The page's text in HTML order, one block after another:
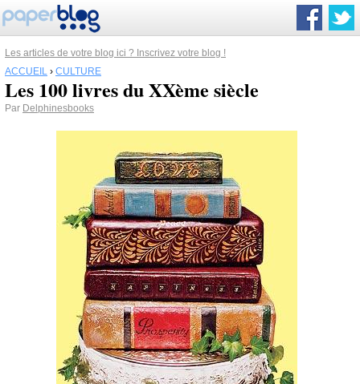
Les articles de votre blog ici ? Inscrivez votre blog !
ACCUEIL › CULTURE
Les 100 livres du XXème siècle
Par Delphinesbooks